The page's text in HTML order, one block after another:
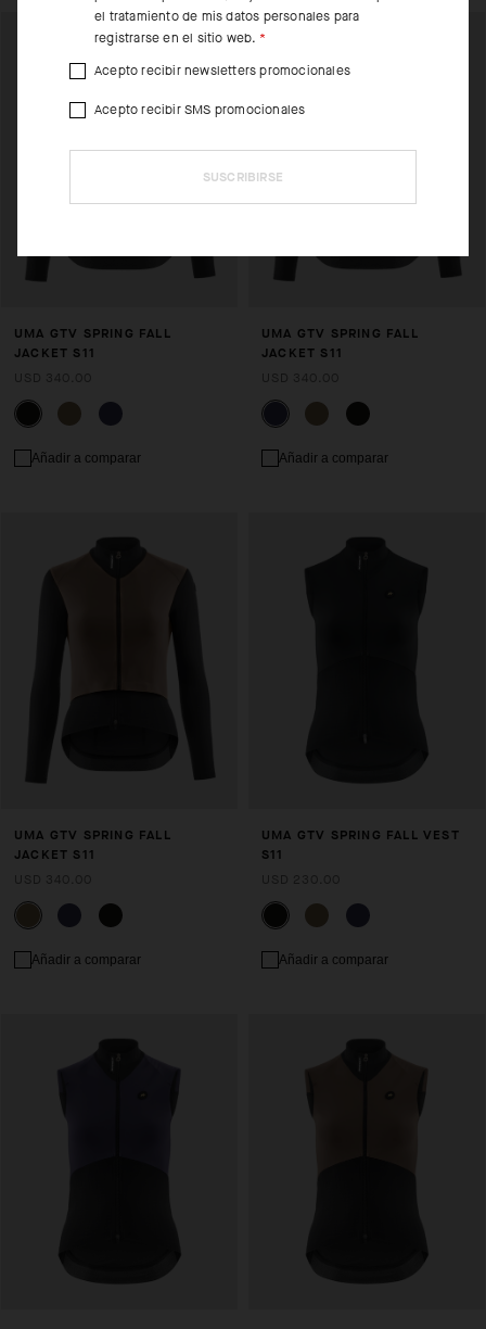
UMA GTV SPRING FALL
JACKET S11
Añadir a comparar
UMA GTV SPRING FALL
JACKET S11
Añadir a comparar
UMA GTV SPRING FALL
JACKET S11
Añadir a comparar
UMA GTV SPRING FALL VEST
S11
Añadir a comparar
el tratamiento de mis datos personales para
registrarse en el sitio web.
Acepto recibir newsletters promocionales
Acepto recibir SMS promocionales
SUSCRIBIRSE